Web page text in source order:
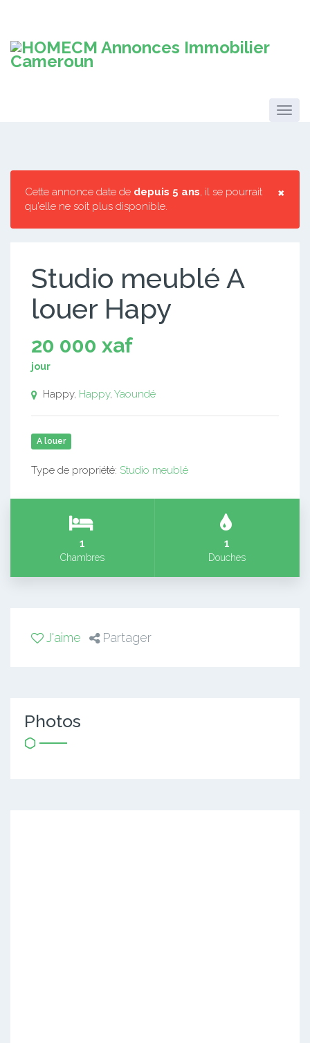
×
Cette annonce date de depuis 5 ans, il se pourrait
qu'elle ne soit plus disponible.
Studio meublé A
louer Hapy
20 000 xaf
jour
Happy, Happy, Yaoundé
A louer
Type de propriété: Studio meublé
1
Chambres
1
Douches
J'aime Partager
Photos